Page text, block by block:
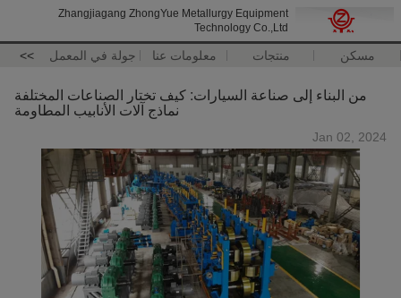
Zhangjiagang ZhongYue Metallurgy Equipment
Technology Co.,Ltd
مسكن منتجات معلومات عنا جولة في المعمل >>
من البناء إلى صناعة السيارات: كيف تختار الصناعات المختلفة
نماذج آلات الأنابيب المطاومة
Jan 02, 2024